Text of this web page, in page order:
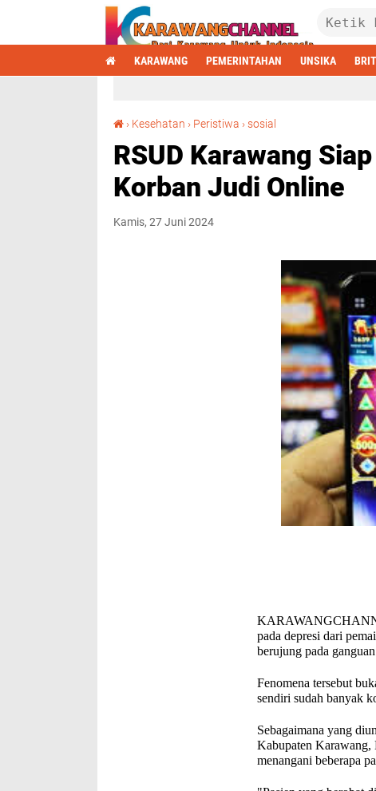
KARAWANG PEMERINTAHAN UNSIKA
› Kesehatan › Peristiwa ›sosial
RSUD Karawang
Korban Judi Online
Kamis, 27 Juni 2024
pada depresi dari
berujung pada
Fenomena tersebut
sendiri sudah banyak
Sebagaimana yang
Kabupaten
menangani beberapa